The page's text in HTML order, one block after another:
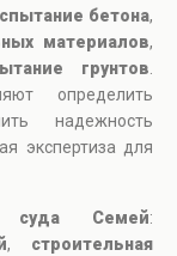
бетона,
материалов,
грунтов
определить
надежность
экспертиза для
суда Семей:
, строительная